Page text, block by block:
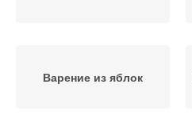
Варение из яблок